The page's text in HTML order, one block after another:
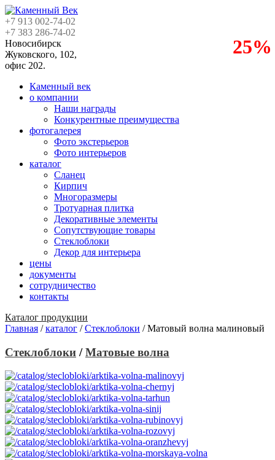
+7 913 002-74-02
+7 383 286-74-02
Новосибирск
Жуковского, 102,
офис 202.
25%
Каменный век
о компании
Наши награды
Конкурентные преимущества
фотогалерея
Фото экстерьеров
Фото интерьеров
каталог
Сланец
Кирпич
Многоразмеры
Тротуарная плитка
Декоративные элементы
Сопутствующие товары
Стеклоблоки
Декор для интерьера
цены
документы
сотрудничество
контакты
Каталог продукции
Главная /каталог /Стеклоблоки /Матовый волна малиновый
Стеклоблоки /Матовые волна